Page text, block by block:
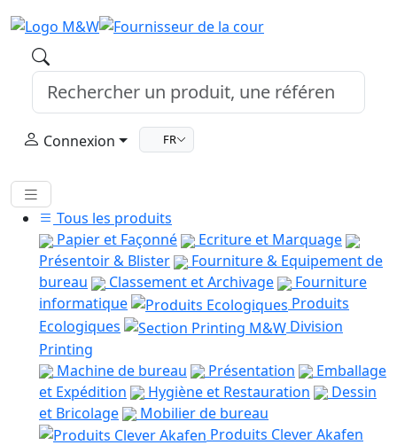
Connexion FR
Tous les produits
Papier et Façonné
Ecriture et Marquage
Présentoir & Blister
Fourniture & Equipement de
bureau
Classement et Archivage
Fourniture
informatique
Produits
Ecologiques
Division
Printing
Machine de bureau
Présentation
Emballage
et Expédition
Hygiène et Restauration
Dessin
et Bricolage
Mobilier de bureau
Produits Clever Akafen